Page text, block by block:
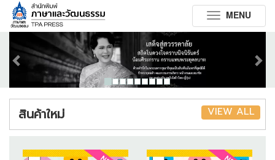
Toggle
navigation
MENU
Previous
สินค้าใหม่ VIEW ALL